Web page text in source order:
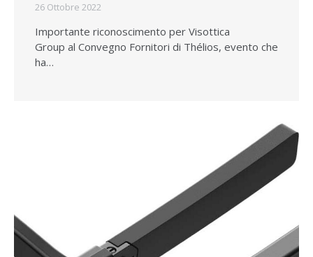
26 Ottobre 2022
Importante riconoscimento per Visottica
Group al Convegno Fornitori di Thélios, evento che
ha…